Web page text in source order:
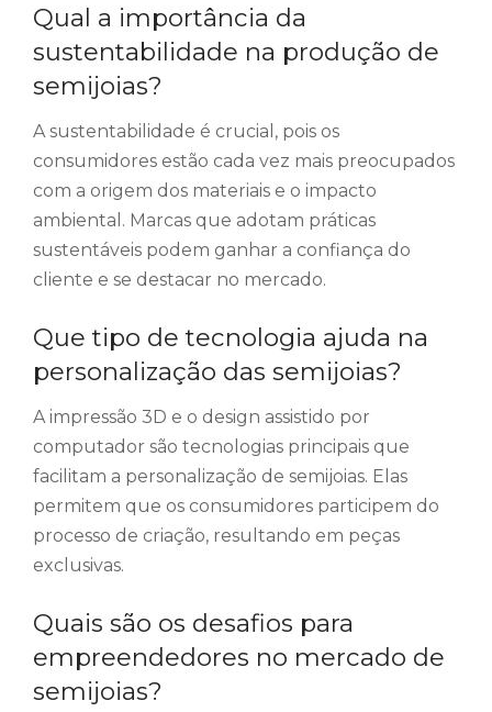
Qual a importância da
sustentabilidade na produção de
semijoias?
A sustentabilidade é crucial, pois os
consumidores estão cada vez mais preocupados
com a origem dos materiais e o impacto
ambiental. Marcas que adotam práticas
sustentáveis podem ganhar a confiança do
cliente e se destacar no mercado.
Que tipo de tecnologia ajuda na
personalização das semijoias?
A impressão 3D e o design assistido por
computador são tecnologias principais que
facilitam a personalização de semijoias. Elas
permitem que os consumidores participem do
processo de criação, resultando em peças
exclusivas.
Quais são os desafios para
empreendedores no mercado de
semijoias?